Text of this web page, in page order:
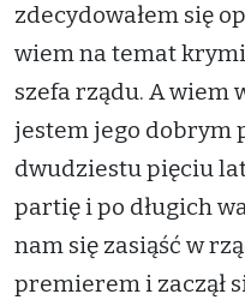
zdecydowałem się
wiem na temat
szefa rządu. A wiem
jestem jego dobrym
dwudziestu pięciu
partię i po długich
nam się zasiąść w
premierem i zaczął